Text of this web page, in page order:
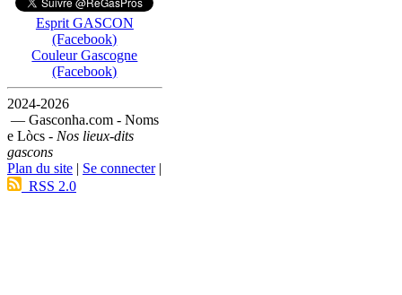
Esprit GASCON
(Facebook)
Couleur Gascogne
(Facebook)
2024-2026
— Gasconha.com - Noms
e Lòcs - Nos lieux-dits
gascons
Plan du site | Se connecter|
RSS 2.0